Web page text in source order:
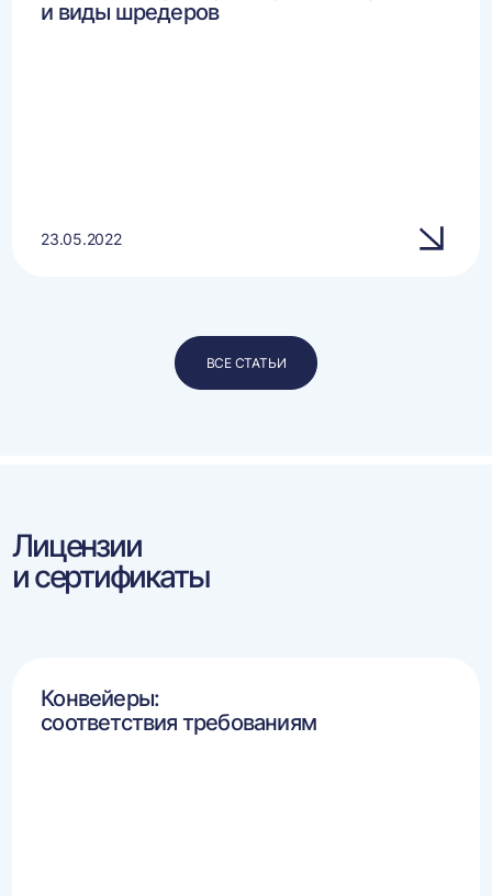
и виды шредеров
23.05.2022
ВСЕ СТАТЬИ
Лицензии
и сертификаты
Конвейеры:
соответствия требованиям